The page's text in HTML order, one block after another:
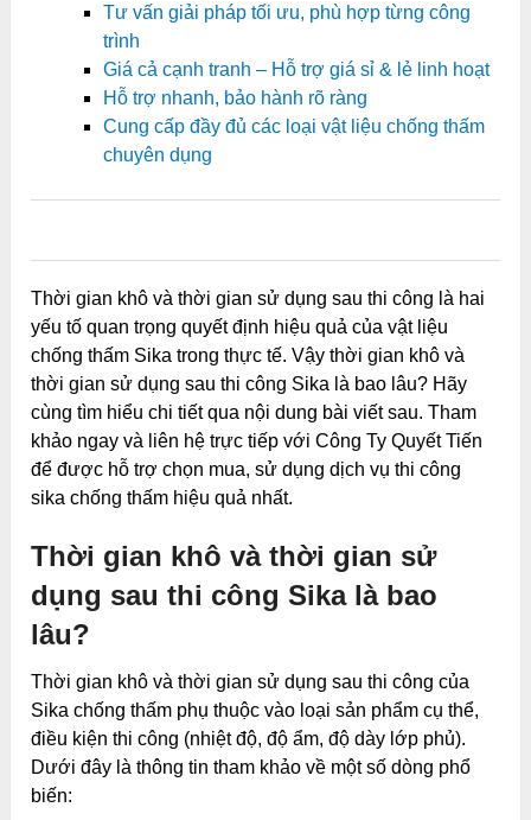
Tư vấn giải pháp tối ưu, phù hợp từng công
trình
Giá cả cạnh tranh – Hỗ trợ giá sỉ & lẻ linh hoạt
Hỗ trợ nhanh, bảo hành rõ ràng
Cung cấp đầy đủ các loại vật liệu chống thấm
chuyên dụng
Thời gian khô và thời gian sử dụng sau thi công là hai
yếu tố quan trọng quyết định hiệu quả của vật liệu
chống thấm Sika trong thực tế. Vậy thời gian khô và
thời gian sử dụng sau thi công Sika là bao lâu? Hãy
cùng tìm hiểu chi tiết qua nội dung bài viết sau. Tham
khảo ngay và liên hệ trực tiếp với Công Ty Quyết Tiến
để được hỗ trợ chọn mua, sử dụng dịch vụ thi công
sika chống thấm hiệu quả nhất.
Thời gian khô và thời gian sử
dụng sau thi công Sika là bao
lâu?
Thời gian khô và thời gian sử dụng sau thi công của
Sika chống thấm phụ thuộc vào loại sản phẩm cụ thể,
điều kiện thi công (nhiệt độ, độ ẩm, độ dày lớp phủ).
Dưới đây là thông tin tham khảo về một số dòng phổ
biến: